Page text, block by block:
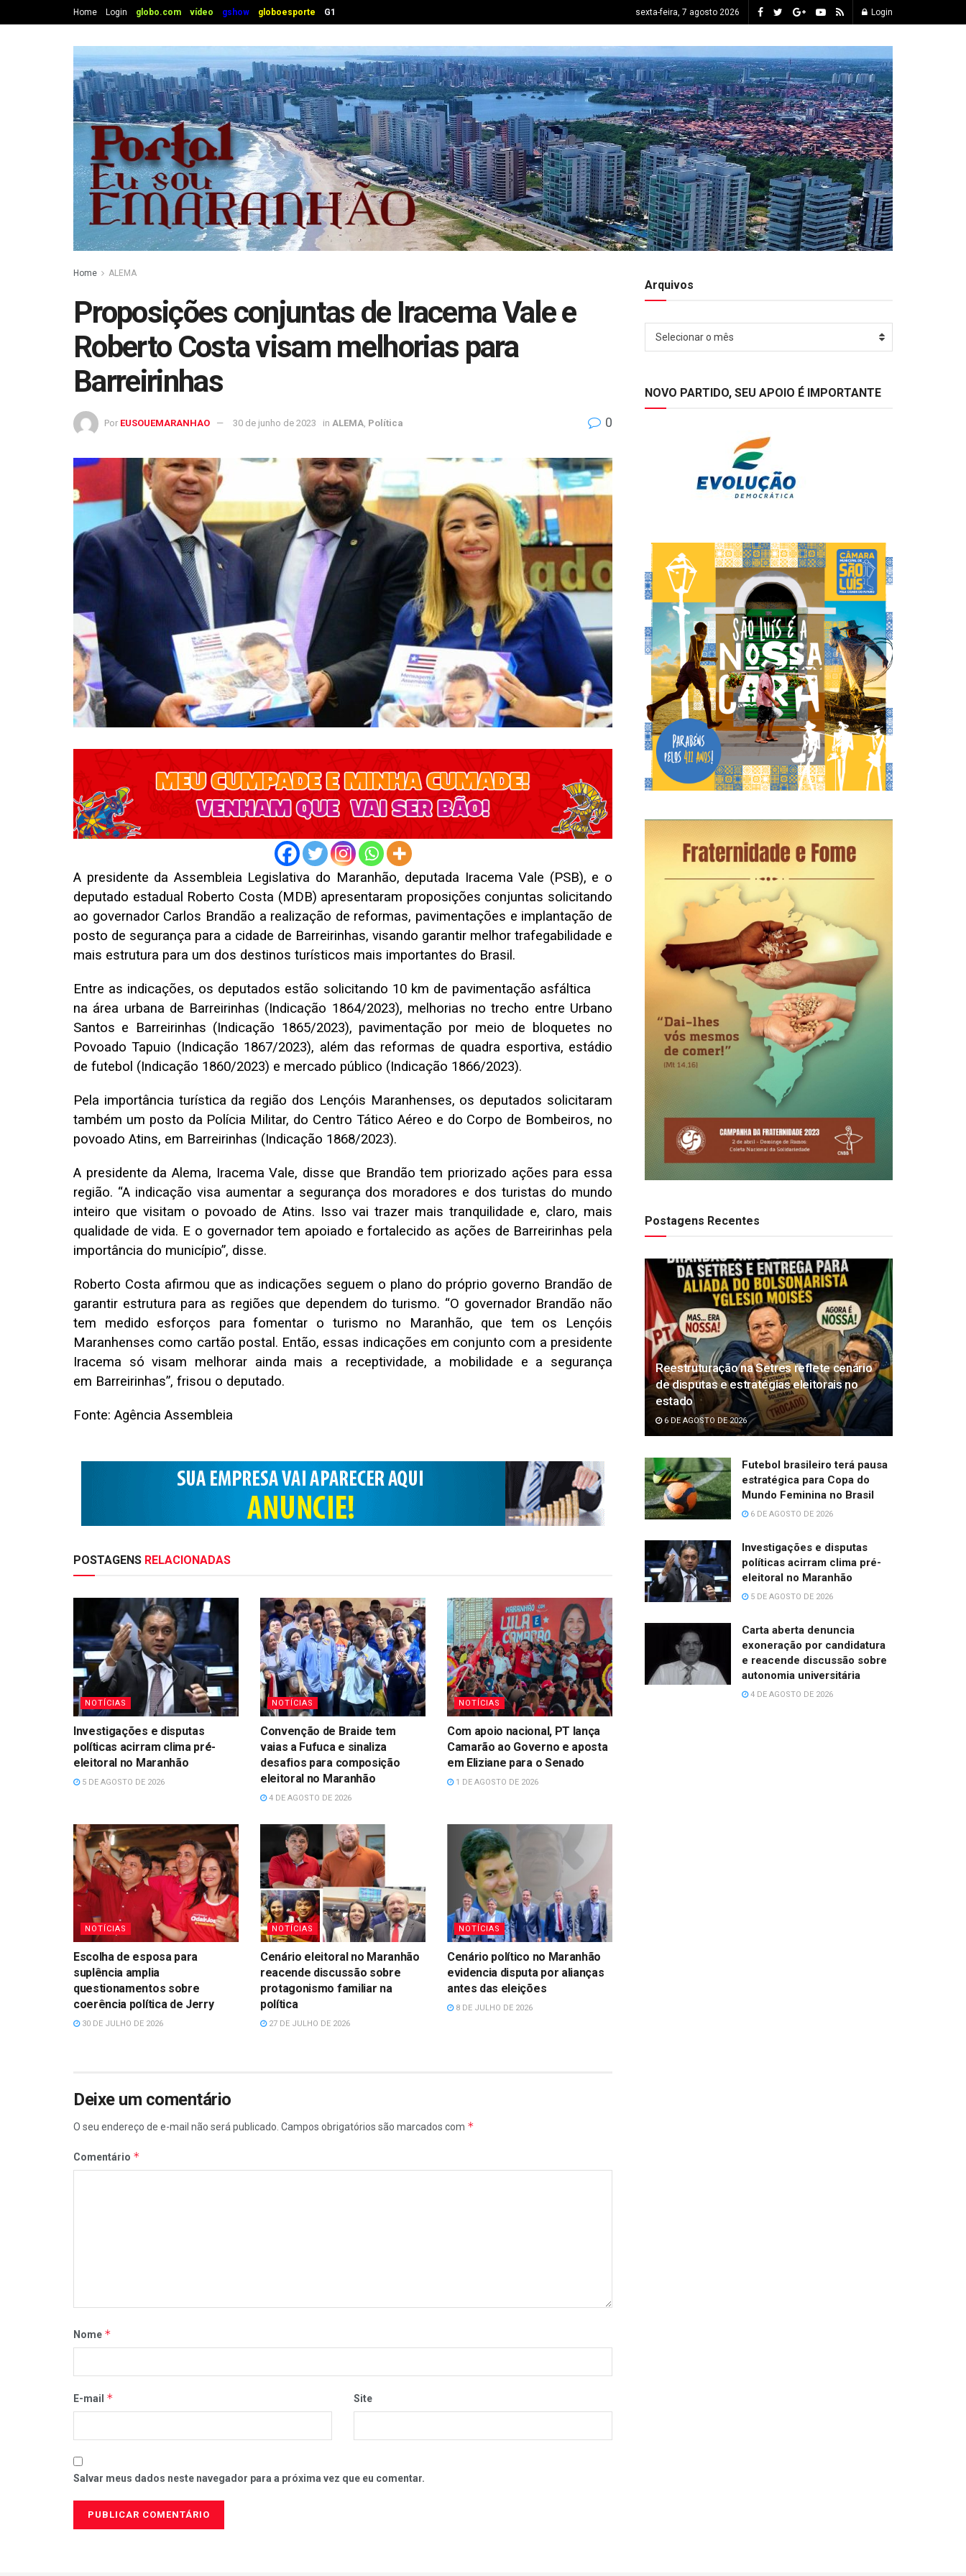
Home Login globo.com vídeo gshow globoesporte G1 sexta-feira, 7 agosto 2026 Login
Home ALEMA
Proposições conjuntas de Iracema Vale e
Roberto Costa visam melhorias para
Barreirinhas
Por EUSOUEMARANHAO 30 de junho de 2023 in ALEMA Política 0
A presidente da Assembleia Legislativa do Maranhão, deputada Iracema Vale (PSB), e o
deputado estadual Roberto Costa (MDB) apresentaram proposições conjuntas solicitando
ao governador Carlos Brandão a realização de reformas, pavimentações e implantação de
posto de segurança para a cidade de Barreirinhas, visando garantir melhor trafegabilidade e
mais estrutura para um dos destinos turísticos mais importantes do Brasil.
Entre as indicações, os deputados estão solicitando 10 km de pavimentação asfáltica
na área urbana de Barreirinhas (Indicação 1864/2023), melhorias no trecho entre Urbano
Santos e Barreirinhas (Indicação 1865/2023), pavimentação por meio de bloquetes no
Povoado Tapuio (Indicação 1867/2023), além das reformas de quadra esportiva, estádio
de futebol (Indicação 1860/2023) e mercado público (Indicação 1866/2023).
Pela importância turística da região dos Lençóis Maranhenses, os deputados solicitaram
também um posto da Polícia Militar, do Centro Tático Aéreo e do Corpo de Bombeiros, no
povoado Atins, em Barreirinhas (Indicação 1868/2023).
A presidente da Alema, Iracema Vale, disse que Brandão tem priorizado ações para essa
região. “A indicação visa aumentar a segurança dos moradores e dos turistas do mundo
inteiro que visitam o povoado de Atins. Isso vai trazer mais tranquilidade e, claro, mais
qualidade de vida. E o governador tem apoiado e fortalecido as ações de Barreirinhas pela
importância do município”, disse.
Roberto Costa afirmou que as indicações seguem o plano do próprio governo Brandão de
garantir estrutura para as regiões que dependem do turismo. “O governador Brandão não
tem medido esforços para fomentar o turismo no Maranhão, que tem os Lençóis
Maranhenses como cartão postal. Então, essas indicações em conjunto com a presidente
Iracema só visam melhorar ainda mais a receptividade, a mobilidade e a segurança
em Barreirinhas”, frisou o deputado.
Fonte: Agência Assembleia
POSTAGENS RELACIONADAS
NOTÍCIAS
Investigações e disputas
políticas acirram clima pré-
eleitoral no Maranhão
5 DE AGOSTO DE 2026
NOTÍCIAS
Convenção de Braide tem
vaias a Fufuca e sinaliza
desafios para composição
eleitoral no Maranhão
4 DE AGOSTO DE 2026
NOTÍCIAS
Com apoio nacional, PT lança
Camarão ao Governo e aposta
em Eliziane para o Senado
1 DE AGOSTO DE 2026
NOTÍCIAS
Escolha de esposa para
suplência amplia
questionamentos sobre
coerência política de Jerry
30 DE JULHO DE 2026
NOTÍCIAS
Cenário eleitoral no Maranhão
reacende discussão sobre
protagonismo familiar na
política
27 DE JULHO DE 2026
NOTÍCIAS
Cenário político no Maranhão
evidencia disputa por alianças
antes das eleições
8 DE JULHO DE 2026
Deixe um comentário
O seu endereço de e-mail não será publicado. Campos obrigatórios são marcados com *
Comentário *
Nome *
E-mail * Site
Salvar meus dados neste navegador para a próxima vez que eu comentar.
Arquivos
Selecionar o mês
NOVO PARTIDO, SEU APOIO É IMPORTANTE
Postagens Recentes
Reestruturação na Setres reflete cenário
de disputas e estratégias eleitorais no
estado
6 DE AGOSTO DE 2026
Futebol brasileiro terá pausa
estratégica para Copa do
Mundo Feminina no Brasil
6 DE AGOSTO DE 2026
Investigações e disputas
políticas acirram clima pré-
eleitoral no Maranhão
5 DE AGOSTO DE 2026
Carta aberta denuncia
exoneração por candidatura
e reacende discussão sobre
autonomia universitária
4 DE AGOSTO DE 2026